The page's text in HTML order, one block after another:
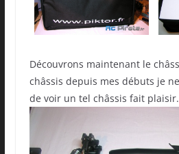
Découvrons maintenant le
châssis depuis mes débuts je
de voir un tel châssis fait plaisir.